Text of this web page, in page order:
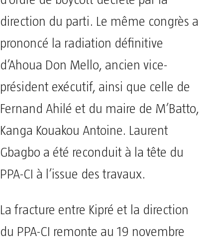
direction du parti. Le même congrès a
prononcé la radiation définitive
d’Ahoua Don Mello, ancien vice-
président exécutif, ainsi que celle de
Fernand Ahilé et du maire de M’Batto,
Kanga Kouakou Antoine. Laurent
Gbagbo a été reconduit à la tête du
PPA-CI à l’issue des travaux.
La fracture entre Kipré et la direction
du PPA-CI remonte au 19 novembre